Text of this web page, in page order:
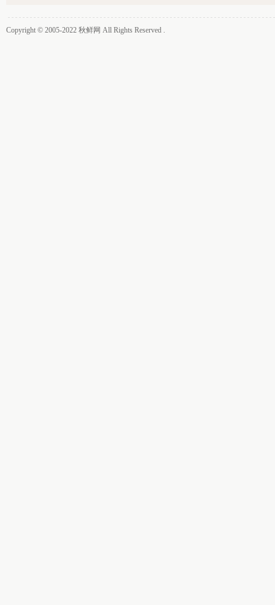
Copyright © 2005-2022 秋鲜网 All Rights Reserved .